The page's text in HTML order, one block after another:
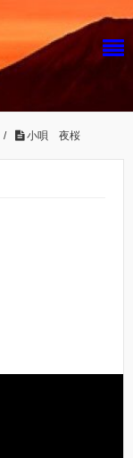
/ 小唄 夜桜